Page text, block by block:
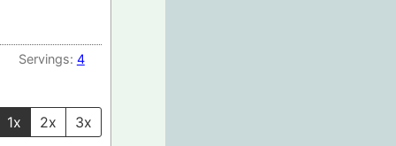
Servings: 4
1x 2x 3x